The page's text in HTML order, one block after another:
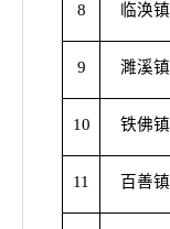
8 临涣镇
9 濉溪镇
10 铁佛镇
11 百善镇